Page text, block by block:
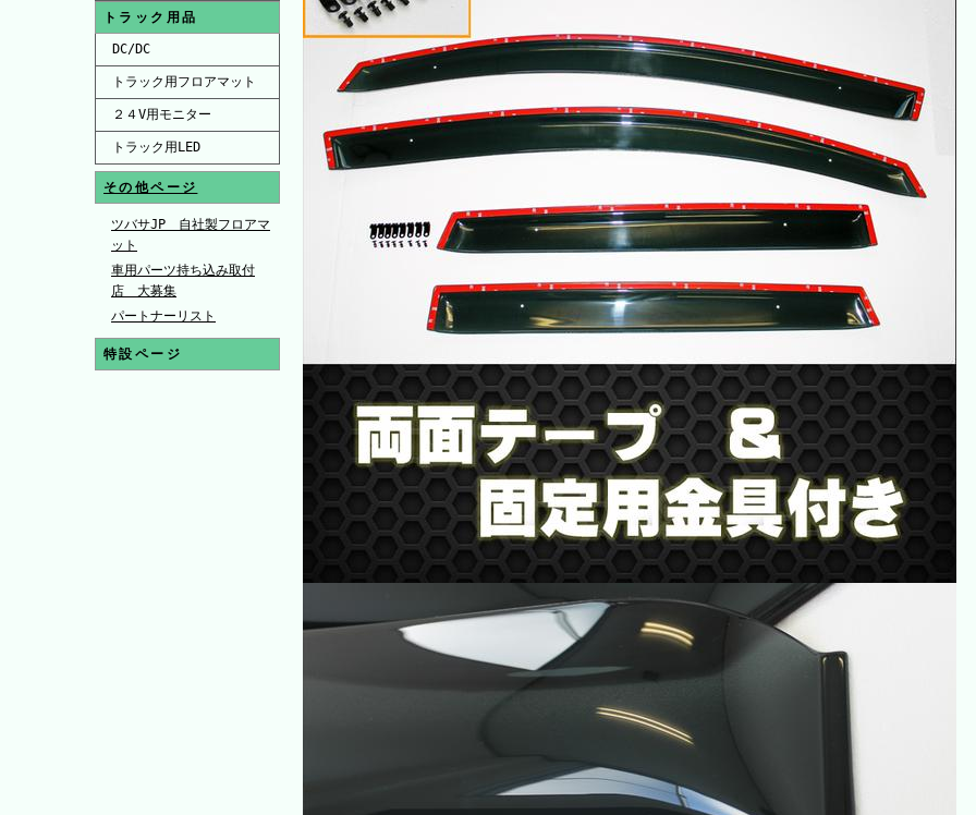
トラック用品
DC/DC
トラック用フロアマット
２４V用モニター
トラック用LED
その他ページ
ツバサJP 自社製フロアマ
ット
車用パーツ持ち込み取付
店 大募集
パートナーリスト
特設ページ